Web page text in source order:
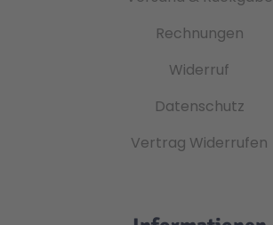
Rechnungen
Widerruf
Datenschutz
Vertrag Widerrufen